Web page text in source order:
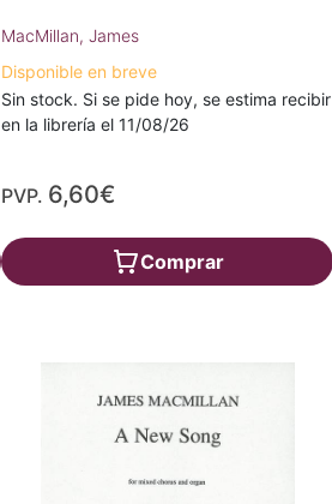
MacMillan, James
Disponible en breve
Sin stock. Si se pide hoy, se estima recibir
en la librería el 11/08/26
PVP. 6,60€
Comprar